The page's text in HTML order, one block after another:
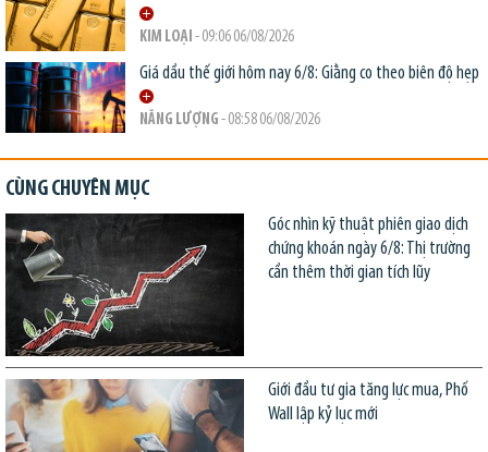
KIM LOẠI - 09:06 06/08/2026
Giá dầu thế giới hôm nay 6/8: Giằng co theo biên độ hẹp
NĂNG LƯỢNG - 08:58 06/08/2026
CÙNG CHUYÊN MỤC
Góc nhìn kỹ thuật phiên giao dịch
chứng khoán ngày 6/8: Thị trường
cần thêm thời gian tích lũy
Giới đầu tư gia tăng lực mua, Phố
Wall lập kỷ lục mới